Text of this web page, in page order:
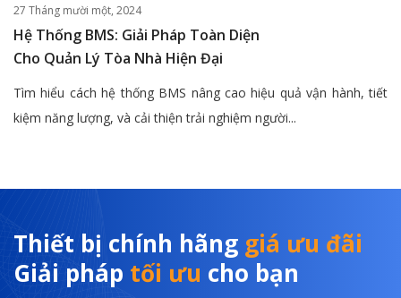
27 Tháng mười một, 2024
Hệ Thống BMS: Giải Pháp Toàn Diện
Cho Quản Lý Tòa Nhà Hiện Đại
Tìm hiểu cách hệ thống BMS nâng cao hiệu quả vận hành, tiết
kiệm năng lượng, và cải thiện trải nghiệm người...
Thiết bị chính hãng giá ưu đãi
Giải pháp tối ưu cho bạn